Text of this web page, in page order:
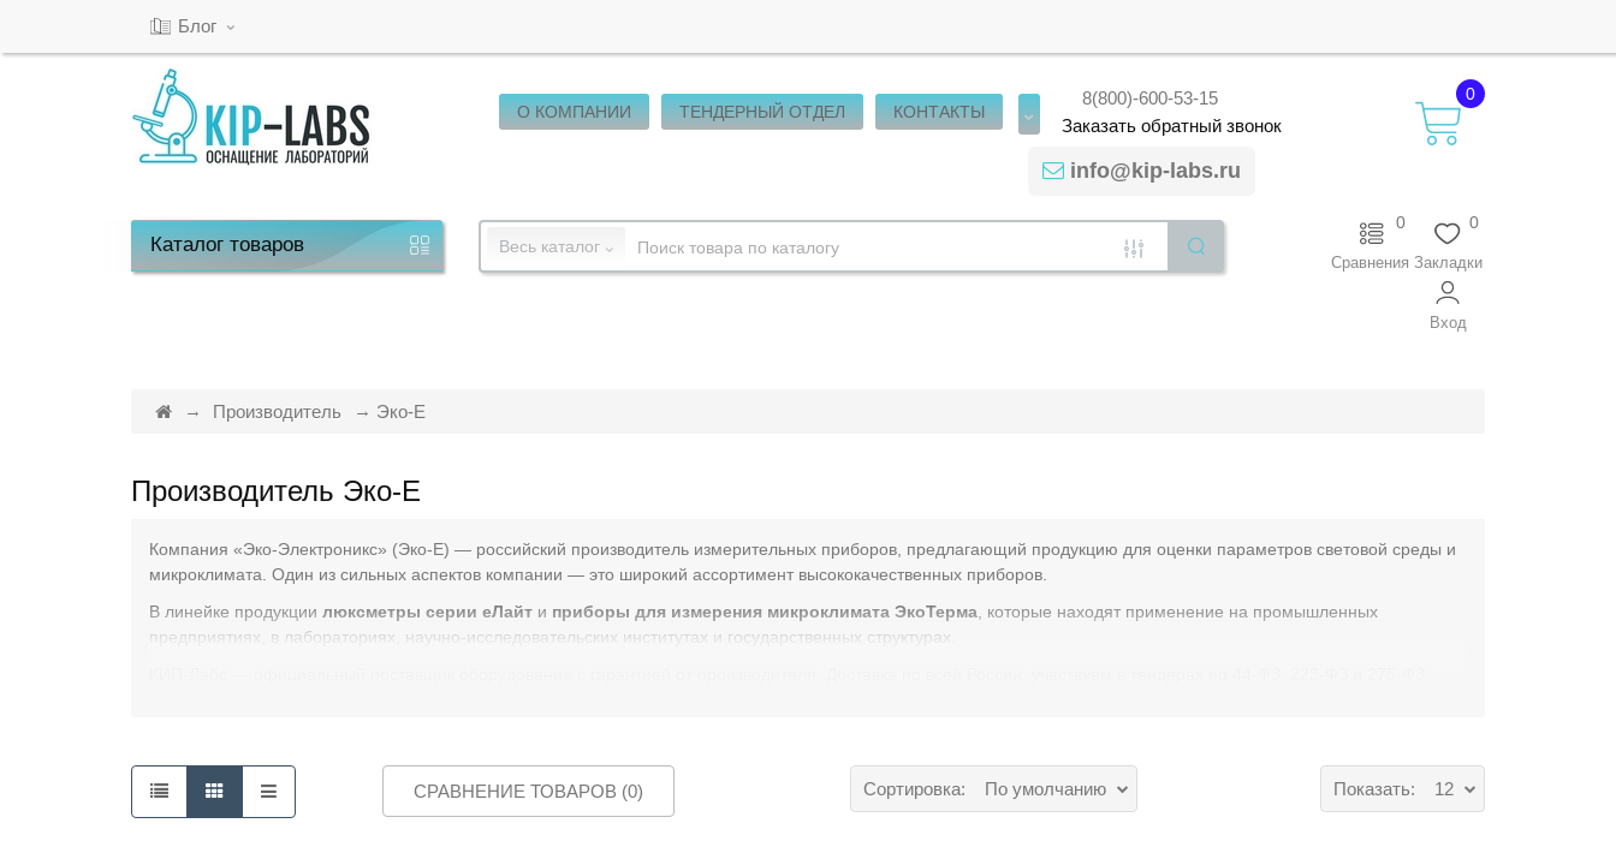
Блог
О КОМПАНИИ ТЕНДЕРНЫЙ ОТДЕЛ КОНТАКТЫ
8(800)-600-53-15
Заказатьобратныйзвонок
info@kip-labs.ru
0
Каталогтоваров Весь каталог
0
Закладки
0
Сравнения
Вход
Производитель Эко-Е
Производитель Эко-Е
Компания «Эко-Электроникс» (Эко-Е) — российский производитель измерительных приборов, предлагающий продукцию для оценки параметров световой среды и
микроклимата. Один из сильных аспектов компании — это широкий ассортимент высококачественных приборов.
В линейке продукциилюксметры серии еЛайт и приборы для измерения микроклимата ЭкоТерма , которые находят применение на промышленных
предприятиях, в лабораториях, научно-исследовательских институтах и государственных структурах.
СРАВНЕНИЕ ТОВАРОВ (0) Показать: 12
Сортировка: По умолчанию